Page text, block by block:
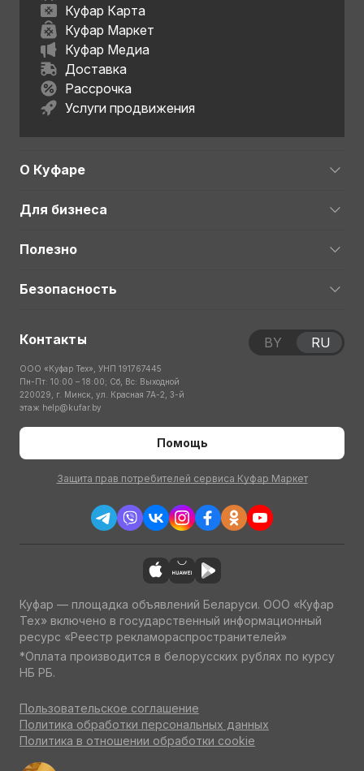
Куфар Карта
Куфар Маркет
Куфар Медиа
Доставка
Рассрочка
Услуги продвижения
О Куфаре
Для бизнеса
Полезно
Безопасность
Контакты
ООО «Куфар Тех», УНП 191767445
Пн-Пт: 10:00 – 18:00; Сб, Вс: Выходной
220029, г. Минск, ул. Красная 7А-2, 3-й
этаж help@kufar.by
Помощь
Защита прав потребителей сервиса Куфар Маркет
BY RU
Куфар — площадка объявлений Беларуси. ООО «Куфар
Тех» включено в государственный информационный
ресурс «Реестр рекламораспространителей»
*Оплата производится в белорусских рублях по курсу
НБ РБ.
Пользовательское соглашение
Политика обработки персональных данных
Политика в отношении обработки cookie